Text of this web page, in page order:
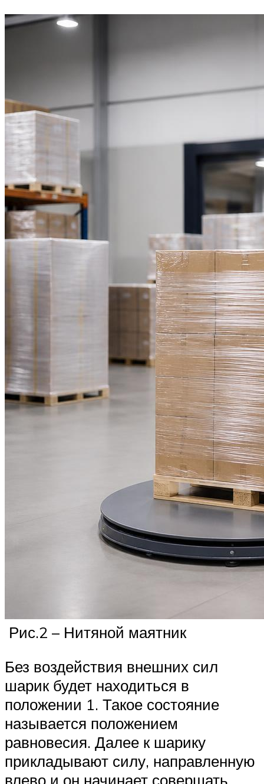
Рис.2 – Нитяной маятник
Без воздействия внешних сил
шарик будет находиться в
положении 1. Такое состояние
называется положением
равновесия. Далее к шарику
прикладывают силу, направленную
влево и он начинает совершать